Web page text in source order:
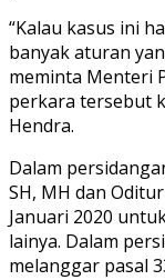
“Kalau kasus ini
banyak aturan
meminta Menteri
perkara tersebut
Hendra.
Dalam
SH, MH dan
Januari 2020
lainya. Dalam
melanggar pasal